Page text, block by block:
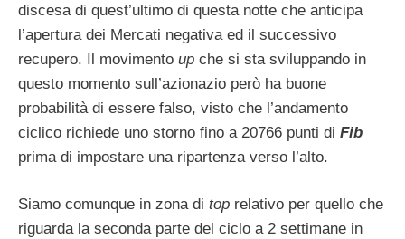
discesa di quest’ultimo di questa notte che anticipa
l’apertura dei Mercati negativa ed il successivo
recupero. Il movimento up che si sta sviluppando in
questo momento sull’azionazio però ha buone
probabilità di essere falso, visto che l’andamento
ciclico richiede uno storno fino a 20766 punti di Fib
prima di impostare una ripartenza verso l’alto.
Siamo comunque in zona di top relativo per quello che
riguarda la seconda parte del ciclo a 2 settimane in